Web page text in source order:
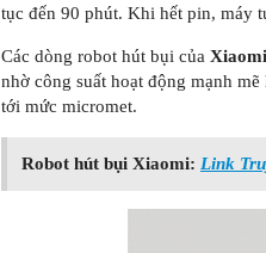
tục đến 90 phút. Khi hết pin, máy
Các dòng robot hút bụi của Xiaomi
nhờ công suất hoạt động mạnh
tới mức micromet.
Robot hút bụi Xiaomi: Link